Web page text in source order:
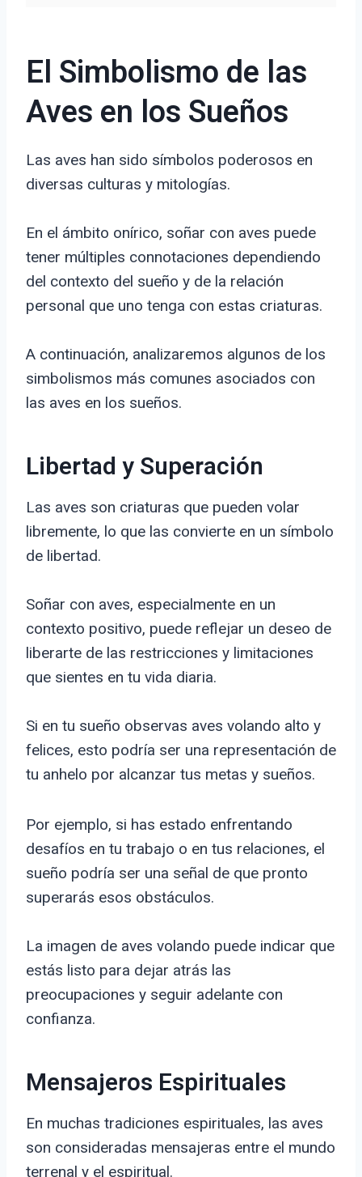
El Simbolismo de las
Aves en los Sueños
Las aves han sido símbolos poderosos en
diversas culturas y mitologías.
En el ámbito onírico, soñar con aves puede
tener múltiples connotaciones dependiendo
del contexto del sueño y de la relación
personal que uno tenga con estas criaturas.
A continuación, analizaremos algunos de los
simbolismos más comunes asociados con
las aves en los sueños.
Libertad y Superación
Las aves son criaturas que pueden volar
libremente, lo que las convierte en un símbolo
de libertad.
Soñar con aves, especialmente en un
contexto positivo, puede reflejar un deseo de
liberarte de las restricciones y limitaciones
que sientes en tu vida diaria.
Si en tu sueño observas aves volando alto y
felices, esto podría ser una representación de
tu anhelo por alcanzar tus metas y sueños.
Por ejemplo, si has estado enfrentando
desafíos en tu trabajo o en tus relaciones, el
sueño podría ser una señal de que pronto
superarás esos obstáculos.
La imagen de aves volando puede indicar que
estás listo para dejar atrás las
preocupaciones y seguir adelante con
confianza.
Mensajeros Espirituales
En muchas tradiciones espirituales, las aves
son consideradas mensajeras entre el mundo
terrenal y el espiritual.